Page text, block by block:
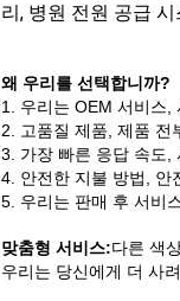
리, 병원 전원 공급
왜 우리를 선택합니까?
1. 우리는 OEM 서비스,
2. 고품질 제품, 제품 전
3. 가장 빠른 응답 속도,
4. 안전한 지불 방법, 안
5. 우리는 판매 후 서비
맞춤형 서비스:다른 색
우리는 당신에게 더 사